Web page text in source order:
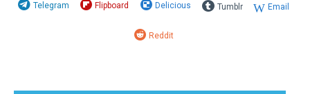
Telegram Flipboard Delicious Tumblr Email
Reddit